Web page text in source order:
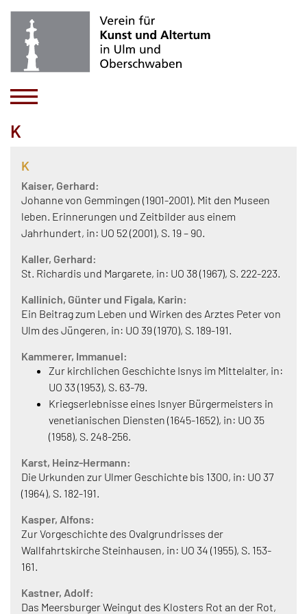
K
K
Kaiser, Gerhard:
Johanne von Gemmingen (1901-2001). Mit den Museen
leben. Erinnerungen und Zeitbilder aus einem
Jahrhundert, in: UO 52 (2001), S. 19 – 90.
Kaller, Gerhard:
St. Richardis und Margarete, in: UO 38 (1967), S. 222-223.
Kallinich, Günter und Figala, Karin:
Ein Beitrag zum Leben und Wirken des Arztes Peter von
Ulm des Jüngeren, in: UO 39 (1970), S. 189-191.
Kammerer, Immanuel:
Zur kirchlichen Geschichte Isnys im Mittelalter, in:
UO 33 (1953), S. 63-79.
Kriegserlebnisse eines Isnyer Bürgermeisters in
venetianischen Diensten (1645-1652), in: UO 35
(1958), S. 248-256.
Karst, Heinz-Hermann:
Die Urkunden zur Ulmer Geschichte bis 1300, in: UO 37
(1964), S. 182-191.
Kasper, Alfons:
Zur Vorgeschichte des Ovalgrundrisses der
Wallfahrtskirche Steinhausen, in: UO 34 (1955), S. 153-
161.
Kastner, Adolf:
Das Meersburger Weingut des Klosters Rot an der Rot,